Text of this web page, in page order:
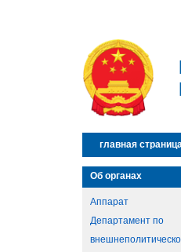
главная
Об органах
Аппарат
Департамент по